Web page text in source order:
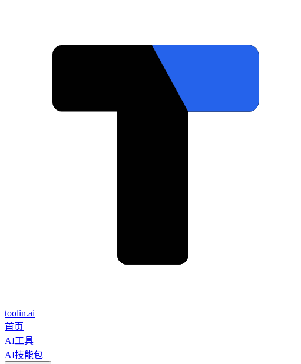
toolin.ai
首页
AI工具
AI技能包